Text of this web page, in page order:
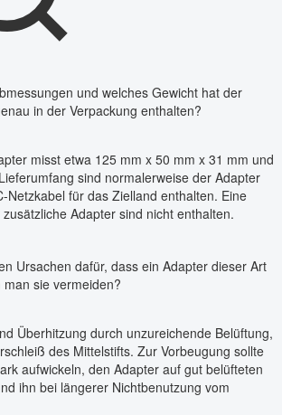
und welches Gewicht hat der
in der Verpackung enthalten?
misst etwa 125 mm x 50 mm x 31 mm und
sind normalerweise der Adapter
Netzkabel für das Zielland enthalten. Eine
Adapter sind nicht enthalten.
Ursachen dafür, dass ein Adapter dieser Art
sie vermeiden?
Überhitzung durch unzureichende Belüftung,
des Mittelstifts. Zur Vorbeugung sollte
aufwickeln, den Adapter auf gut belüfteten
ihn bei längerer Nichtbenutzung vom